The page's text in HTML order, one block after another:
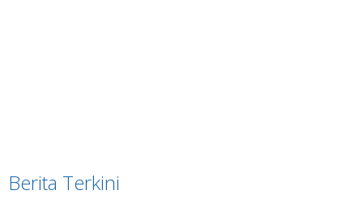
Berita Terkini